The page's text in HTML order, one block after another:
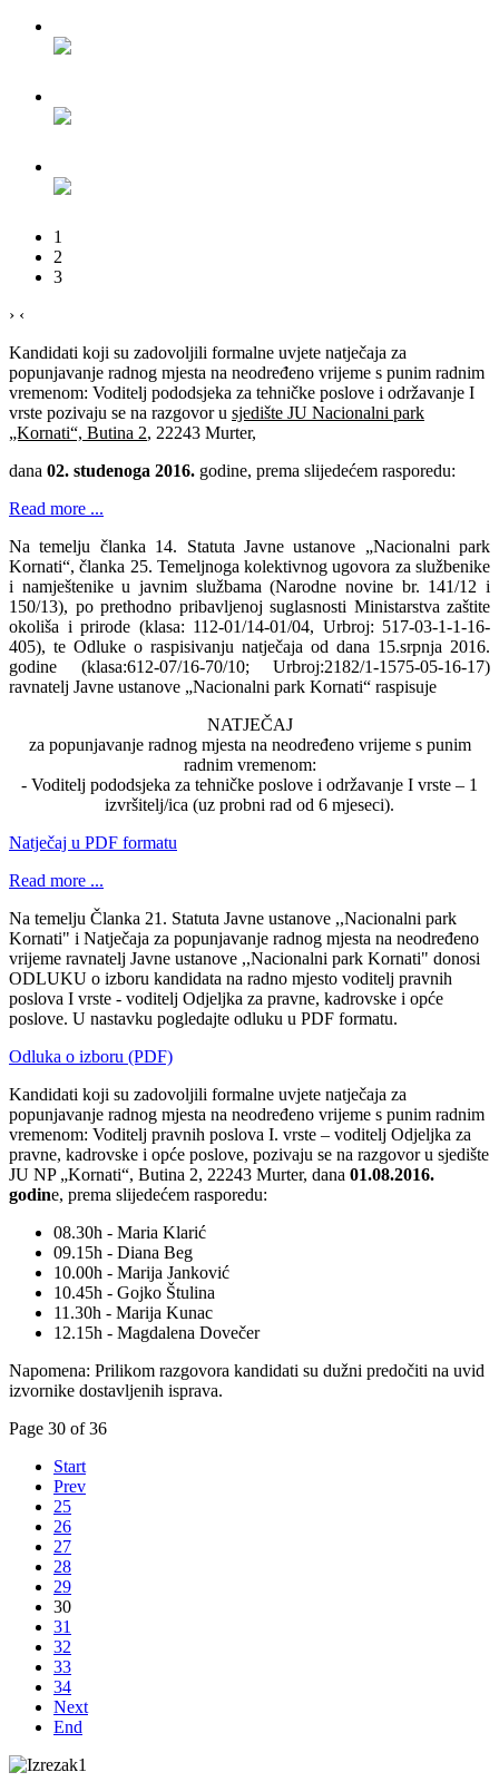
1
2
3
› ‹
Kandidati koji su zadovoljili formalne uvjete natječaja za
popunjavanje radnog mjesta na neodređeno vrijeme s punim radnim
vremenom: Voditelj pododsjeka za tehničke poslove i održavanje I
vrste pozivaju se na razgovor u sjedište JU Nacionalni park
„Kornati“, Butina 2, 22243 Murter,
dana 02. studenoga 2016. godine, prema slijedećem rasporedu:
Read more ...
Na temelju članka 14. Statuta Javne ustanove „Nacionalni park
Kornati“, članka 25. Temeljnoga kolektivnog ugovora za službenike
i namještenike u javnim službama (Narodne novine br. 141/12 i
150/13), po prethodno pribavljenoj suglasnosti Ministarstva zaštite
okoliša i prirode (klasa: 112-01/14-01/04, Urbroj: 517-03-1-1-16-
405), te Odluke o raspisivanju natječaja od dana 15.srpnja 2016.
godine (klasa:612-07/16-70/10; Urbroj:2182/1-1575-05-16-17)
ravnatelj Javne ustanove „Nacionalni park Kornati“ raspisuje
NATJEČAJ
za popunjavanje radnog mjesta na neodređeno vrijeme s punim
radnim vremenom:
- Voditelj pododsjeka za tehničke poslove i održavanje I vrste – 1
izvršitelj/ica (uz probni rad od 6 mjeseci).
Natječaj u PDF formatu
Read more ...
Na temelju Članka 21. Statuta Javne ustanove ,,Nacionalni park
Kornati" i Natječaja za popunjavanje radnog mjesta na neodređeno
vrijeme ravnatelj Javne ustanove ,,Nacionalni park Kornati" donosi
ODLUKU o izboru kandidata na radno mjesto voditelj pravnih
poslova I vrste - voditelj Odjeljka za pravne, kadrovske i opće
poslove. U nastavku pogledajte odluku u PDF formatu.
Odluka o izboru (PDF)
Kandidati koji su zadovoljili formalne uvjete natječaja za
popunjavanje radnog mjesta na neodređeno vrijeme s punim radnim
vremenom: Voditelj pravnih poslova I. vrste – voditelj Odjeljka za
pravne, kadrovske i opće poslove, pozivaju se na razgovor u sjedište
JU NP „Kornati“, Butina 2, 22243 Murter, dana 01.08.2016.
godine, prema slijedećem rasporedu:
08.30h - Maria Klarić
09.15h - Diana Beg
10.00h - Marija Janković
10.45h - Gojko Štulina
11.30h - Marija Kunac
12.15h - Magdalena Dovečer
Napomena: Prilikom razgovora kandidati su dužni predočiti na uvid
izvornike dostavljenih isprava.
Page 30 of 36
Start
Prev
25
26
27
28
29
30
31
32
33
34
Next
End